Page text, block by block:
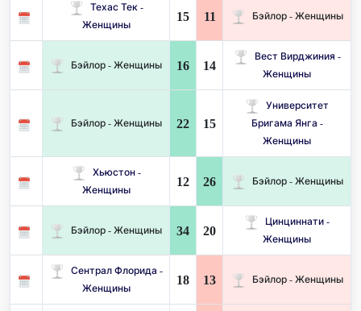
Техас Тек -
Женщины
15 11 Бэйлор - Женщины
Бэйлор - Женщины 16 14
Вест Вирджиния -
Женщины
Бэйлор - Женщины 22 15
Университет
Бригама Янга -
Женщины
Хьюстон -
Женщины
12 26 Бэйлор - Женщины
Бэйлор - Женщины 34 20
Цинциннати -
Женщины
Сентрал Флорида -
Женщины
18 13 Бэйлор - Женщины